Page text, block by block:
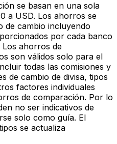
se basan en una sola
a USD. Los ahorros se
de cambio incluyendo
por cada banco
Los ahorros de
son válidos solo para el
todas las comisiones y
de cambio de divisa, tipos
factores individuales
de comparación. Por lo
no ser indicativos de
solo como guía. El
se actualiza